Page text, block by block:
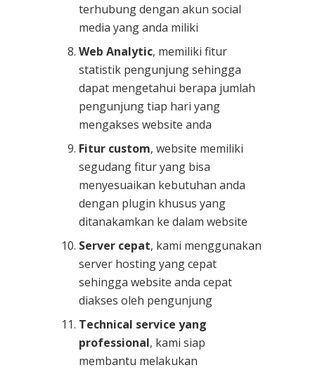
terhubung dengan akun social
media yang anda miliki
Web Analytic, memiliki fitur
statistik pengunjung sehingga
dapat mengetahui berapa jumlah
pengunjung tiap hari yang
mengakses website anda
Fitur custom, website memiliki
segudang fitur yang bisa
menyesuaikan kebutuhan anda
dengan plugin khusus yang
ditanakamkan ke dalam website
Server cepat, kami menggunakan
server hosting yang cepat
sehingga website anda cepat
diakses oleh pengunjung
Technical service yang
professional, kami siap
membantu melakukan